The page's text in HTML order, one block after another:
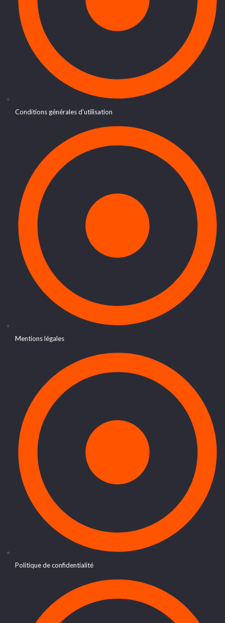
Conditions générales d'utilisation
Mentions légales
Politique de confidentialité